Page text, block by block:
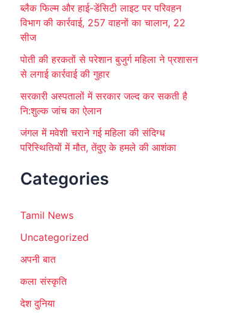
ब्लैक फिल्म और हाई-डेंसिटी लाइट पर परिवहन
विभाग की कार्रवाई, 257 वाहनों का चालान, 22
सीज
पोती की हरकतों से परेशान बुजुर्ग महिला ने प्रशासन
से लगाई कार्रवाई की गुहार
सरकारी अस्पतालों में सरकार जल्द कर सकती है
नि:शुल्क जांच का ऐलान
जंगल में मवेशी चराने गई महिला की संदिग्ध
परिस्थितियों में मौत, तेंदुए के हमले की आशंका
Categories
Tamil News
Uncategorized
अपनी बात
कला संस्कृति
देश दुनिया